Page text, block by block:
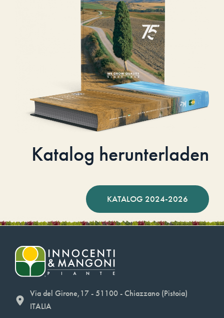
Katalog herunterladen
KATALOG 2024-2026
Via del Girone,17 - 51100 - Chiazzano (Pistoia)
ITALIA